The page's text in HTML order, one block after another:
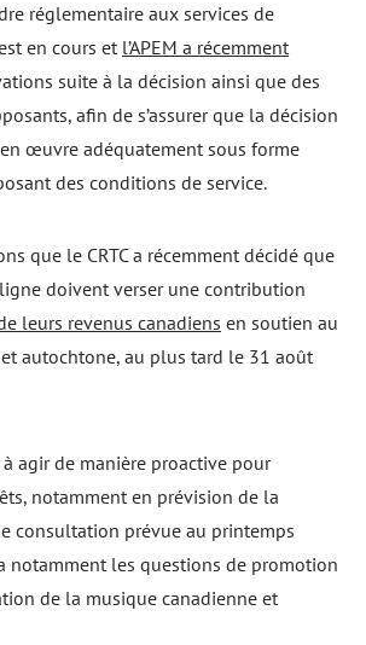
réglementaire aux services de
en cours et l’APEM a récemment
suite à la décision ainsi que des
afin de s’assurer que la décision
en œuvre adéquatement sous forme
des conditions de service.
que le CRTC a récemment décidé que
doivent verser une contribution
leurs revenus canadiens en soutien au
autochtone, au plus tard le 31 août
à agir de manière proactive pour
notamment en prévision de la
consultation prévue au printemps
notamment les questions de promotion
de la musique canadienne et